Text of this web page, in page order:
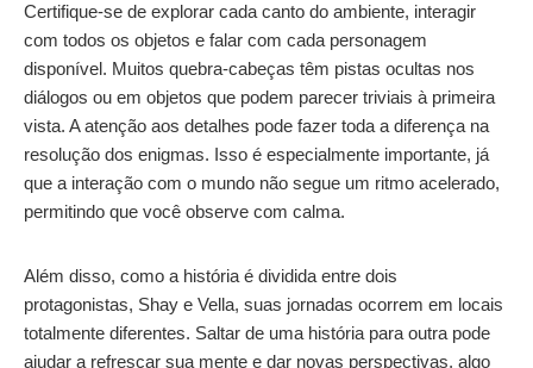
Certifique-se de explorar cada canto do ambiente, interagir
com todos os objetos e falar com cada personagem
disponível. Muitos quebra-cabeças têm pistas ocultas nos
diálogos ou em objetos que podem parecer triviais à primeira
vista. A atenção aos detalhes pode fazer toda a diferença na
resolução dos enigmas. Isso é especialmente importante, já
que a interação com o mundo não segue um ritmo acelerado,
permitindo que você observe com calma.
Além disso, como a história é dividida entre dois
protagonistas, Shay e Vella, suas jornadas ocorrem em locais
totalmente diferentes. Saltar de uma história para outra pode
ajudar a refrescar sua mente e dar novas perspectivas, algo